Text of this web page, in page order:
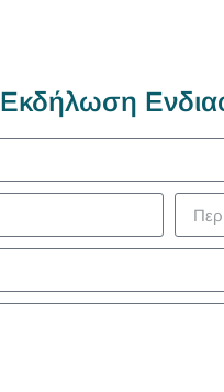
Εκδήλωση